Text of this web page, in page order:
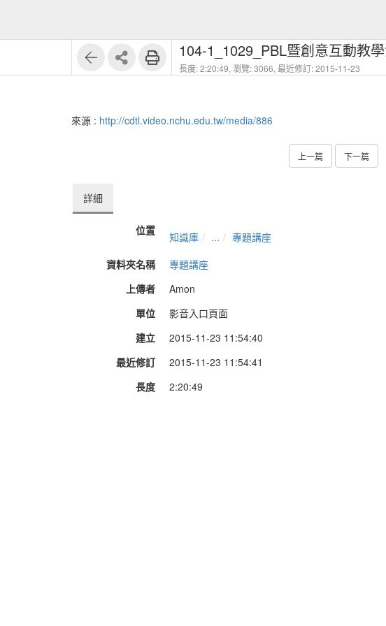
104-1_1029_PBL暨創意互動教
長度: 2:20:49, 瀏覽: 3066, 最近修訂: 2015-11-23
來源 : http://cdtl.video.nchu.edu.tw/media/886
上一篇 下一篇
詳細
位置 知識庫 ...
專題講座
資料夾名稱
專題講座
上傳者
Amon
單位
影音入口頁面
建立
2015-11-23 11:54:40
最近修訂
2015-11-23 11:54:41
長度
2:20:49